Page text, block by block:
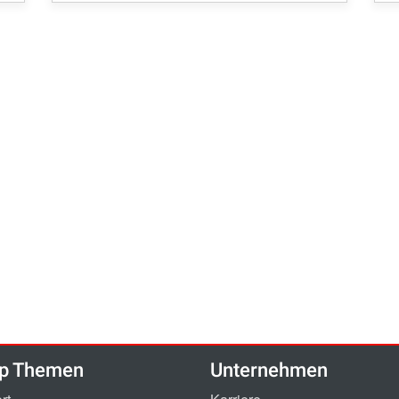
Themen Unternehmen